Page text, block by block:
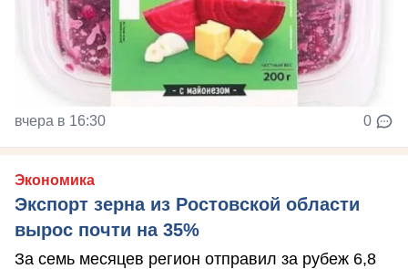
вчера в 16:30 0
Экономика
Экспорт зерна из Ростовской области
вырос почти на 35%
За семь месяцев регион отправил за рубеж 6,8